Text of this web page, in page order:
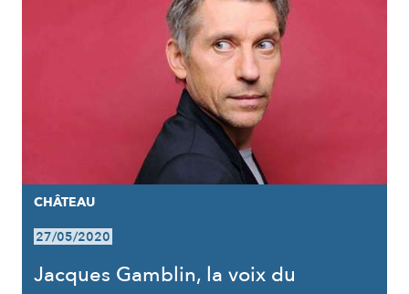
CHÂTEAU
27/05/2020
Jacques Gamblin, la voix du